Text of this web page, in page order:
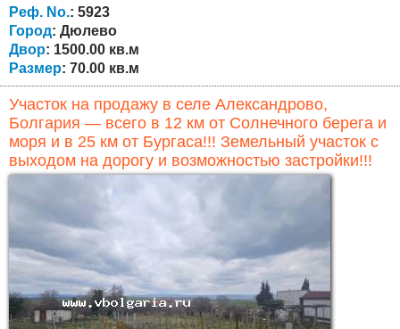
пространство по желанию нового владельца. Первый
этаж завершён и готов к проживанию, включает...
Реф. No.: 5923
Город: Дюлево
Двор: 1500.00 кв.м
Размер: 70.00 кв.м
Участок на продажу в селе Александрово,
Болгария — всего в 12 км от Солнечного берега и
моря и в 25 км от Бургаса!!! Земельный участок с
выходом на дорогу и возможностью застройки!!!